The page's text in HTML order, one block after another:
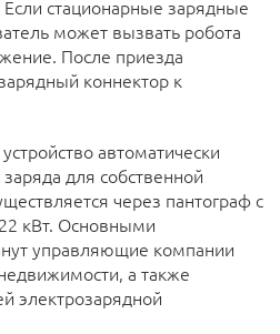
стационарные зарядные
может вызвать робота
После приезда
коннектор к
автоматически
для собственной
через пантограф с
кВт. Основными
управляющие компании
а также
электрозарядной